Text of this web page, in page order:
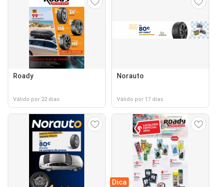
Roady
Válido por 22 dias
Norauto
Válido por 17 dias
Dica